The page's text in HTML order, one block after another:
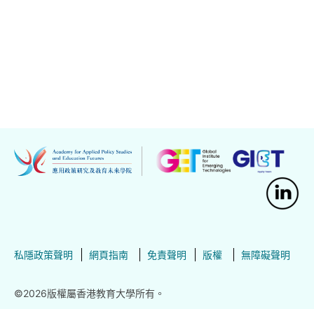
私隱政策聲明 網頁指南 免責聲明 版權 無障礙聲明
©2026版權屬香港教育大學所有。